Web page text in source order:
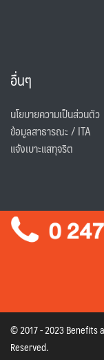
อื่นๆ
นโยบายความเป็นส่วนตัว
ข้อมูลสาธารณะ / ITA
แจ้งเบาะแสทุจริต
© 2017 - 2023 Benefits
Reserved.